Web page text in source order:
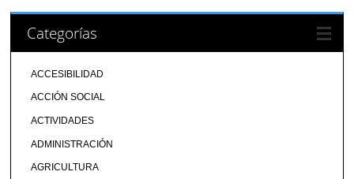
Categorías
ACCESIBILIDAD
ACCIÓN SOCIAL
ACTIVIDADES
ADMINISTRACIÓN
AGRICULTURA